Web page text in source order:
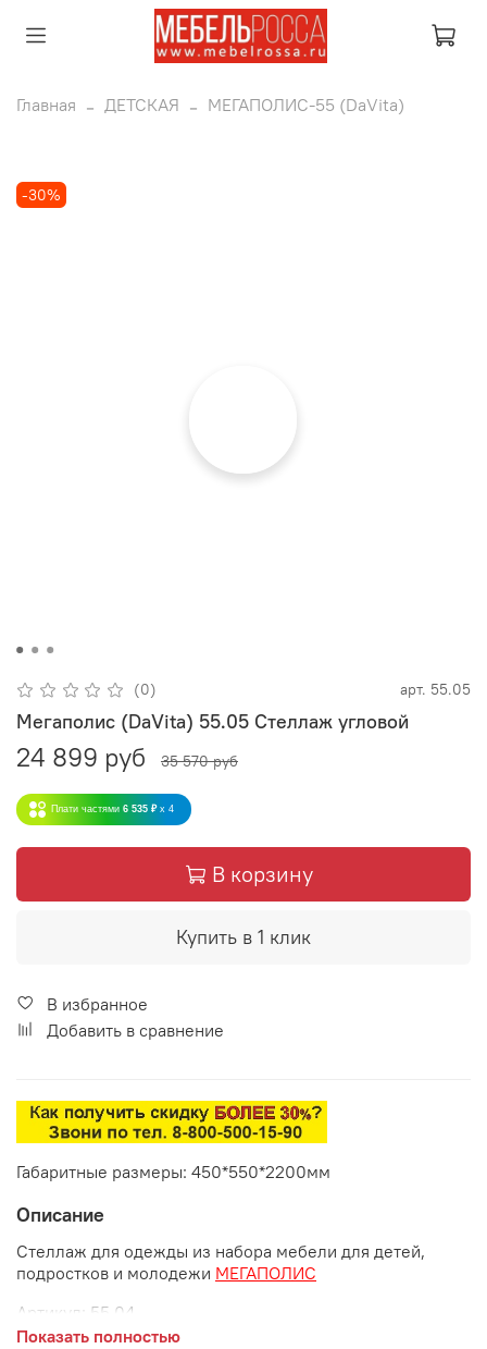
Главная ДЕТСКАЯ МЕГАПОЛИС-55 (DaVita)
-30%
(0) арт. 55.05
Мегаполис (DaVita) 55.05 Стеллаж угловой
24 899 руб 35 570 руб
Плати частями 6 535 ₽ x 4
В корзину
Купить в 1 клик
В избранное
Добавить в сравнение
Габаритные размеры: 450*550*2200мм
Описание
Стеллаж для одежды из набора мебели для детей,
подростков и молодежи МЕГАПОЛИС
Артикул: 55.04
Показать полностью